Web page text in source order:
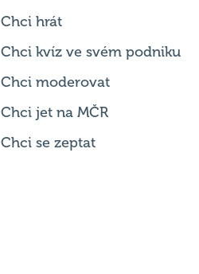
Chci hrát
Chci kvíz ve svém podniku
Chci moderovat
Chci jet na MČR
Chci se zeptat